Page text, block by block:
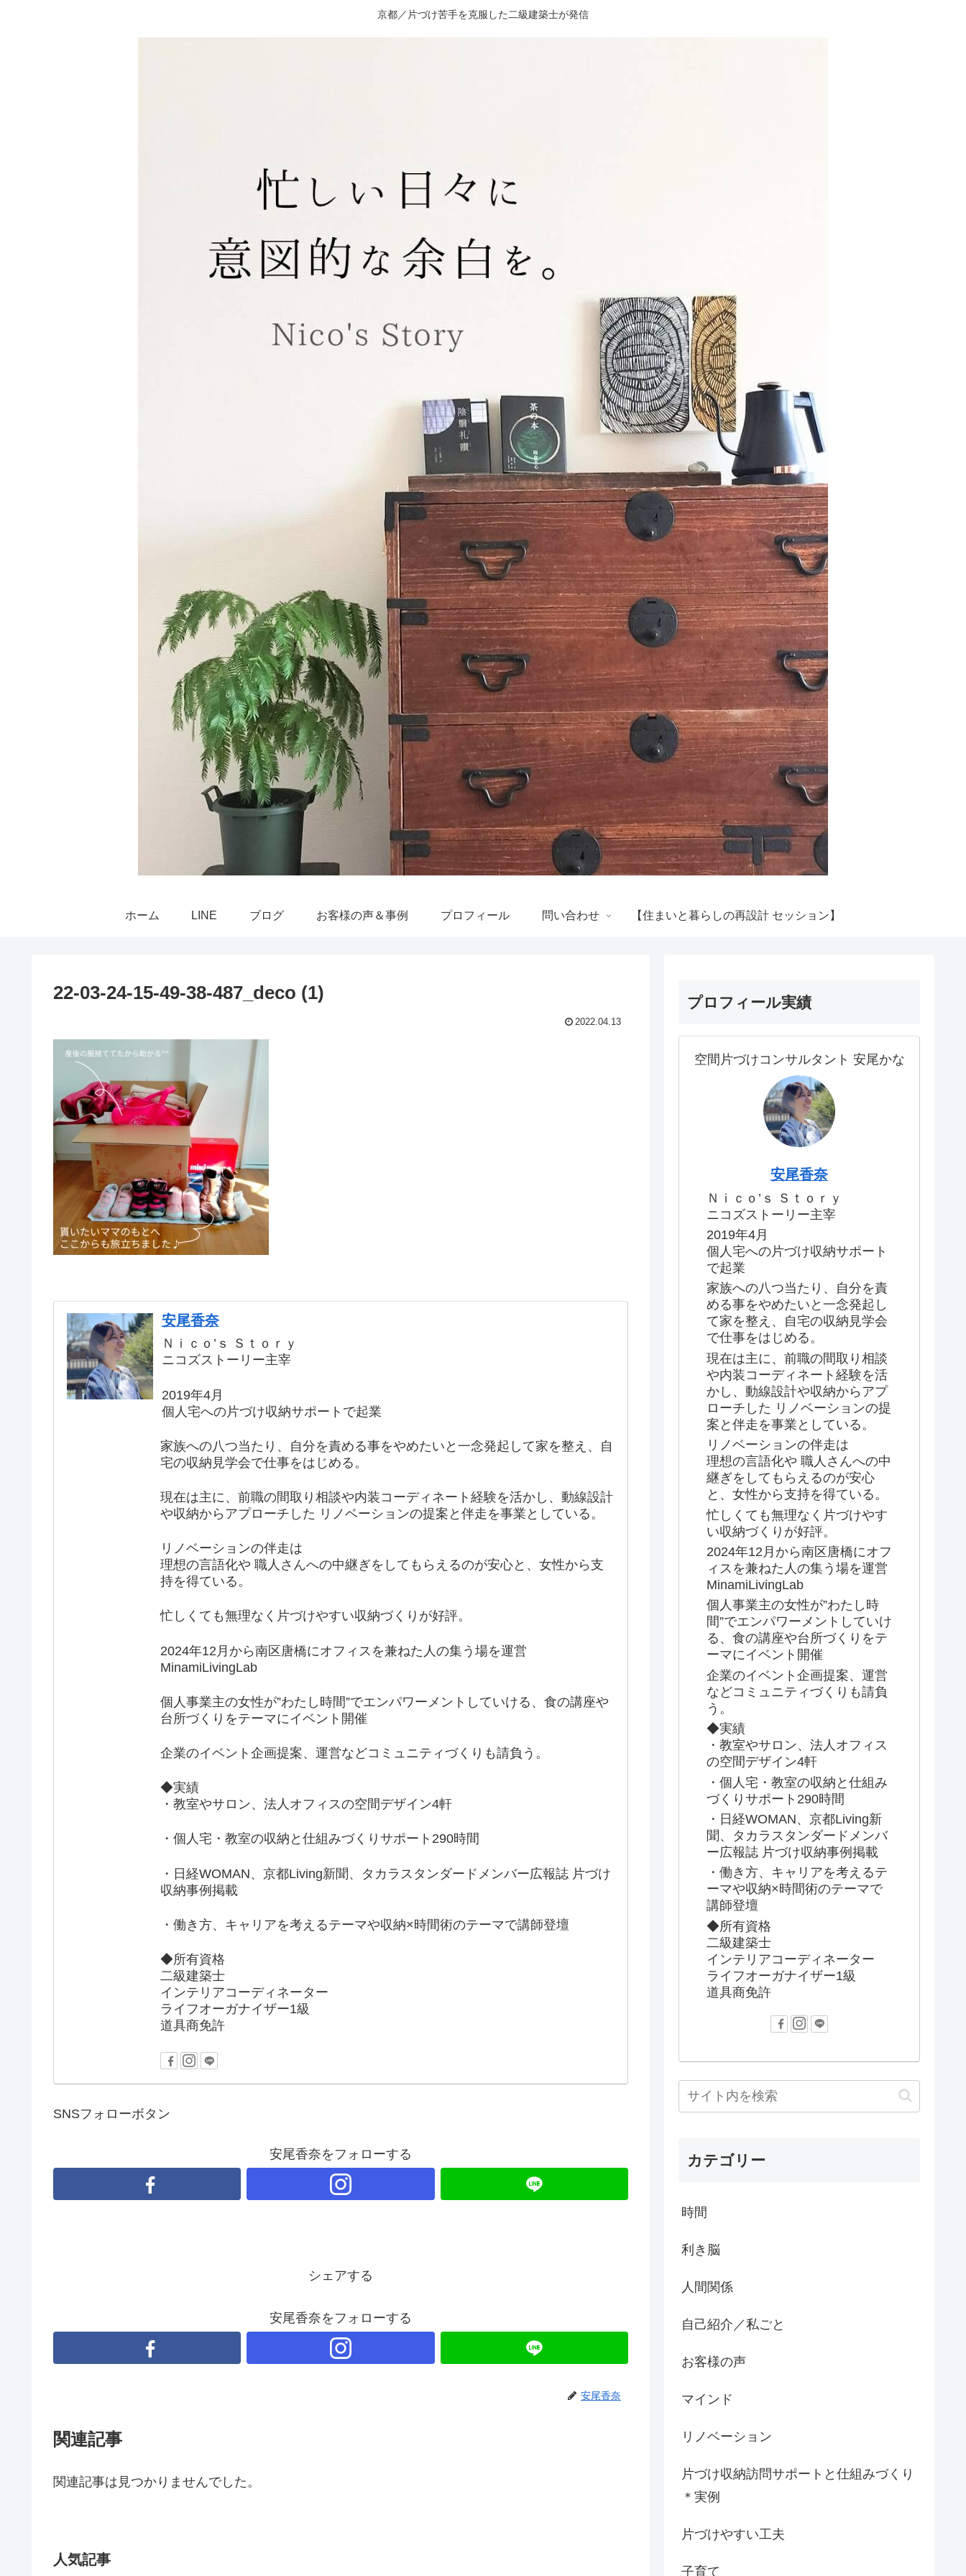
京都／片づけ苦手を克服した二級建築士が発信
ホーム LINE ブログ お客様の声＆事例 プロフィール 問い合わせ 【住まいと暮らしの再設計 セッション】
22-03-24-15-49-38-487_deco (1)
2022.04.13
安尾香奈
Ｎｉｃｏ’ｓ Ｓｔｏｒｙ
ニコズストーリー主宰
2019年4月
個人宅への片づけ収納サポートで起業
家族への八つ当たり、自分を責める事をやめたいと一念発起して家を整え、自
宅の収納見学会で仕事をはじめる。
現在は主に、前職の間取り相談や内装コーディネート経験を活かし、動線設計
や収納からアプローチした リノベーションの提案と伴走を事業としている。
リノベーションの伴走は
理想の言語化や 職人さんへの中継ぎをしてもらえるのが安心と、女性から支
持を得ている。
忙しくても無理なく片づけやすい収納づくりが好評。
2024年12月から南区唐橋にオフィスを兼ねた人の集う場を運営
MinamiLivingLab
個人事業主の女性が”わたし時間”でエンパワーメントしていける、食の講座や
台所づくりをテーマにイベント開催
企業のイベント企画提案、運営などコミュニティづくりも請負う。
◆実績
・教室やサロン、法人オフィスの空間デザイン4軒
・個人宅・教室の収納と仕組みづくりサポート290時間
・日経WOMAN、京都Living新聞、タカラスタンダードメンバー広報誌 片づけ
収納事例掲載
・働き方、キャリアを考えるテーマや収納×時間術のテーマで講師登壇
◆所有資格
二級建築士
インテリアコーディネーター
ライフオーガナイザー1級
道具商免許
SNSフォローボタン
安尾香奈をフォローする
シェアする
安尾香奈をフォローする
安尾香奈
関連記事
関連記事は見つかりませんでした。
人気記事
プロフィール実績
空間片づけコンサルタント 安尾かな
安尾香奈
Ｎｉｃｏ’ｓ Ｓｔｏｒｙ
ニコズストーリー主宰
2019年4月
個人宅への片づけ収納サポート
で起業
家族への八つ当たり、自分を責
める事をやめたいと一念発起し
て家を整え、自宅の収納見学会
で仕事をはじめる。
現在は主に、前職の間取り相談
や内装コーディネート経験を活
かし、動線設計や収納からアプ
ローチした リノベーションの提
案と伴走を事業としている。
リノベーションの伴走は
理想の言語化や 職人さんへの中
継ぎをしてもらえるのが安心
と、女性から支持を得ている。
忙しくても無理なく片づけやす
い収納づくりが好評。
2024年12月から南区唐橋にオフ
ィスを兼ねた人の集う場を運営
MinamiLivingLab
個人事業主の女性が”わたし時
間”でエンパワーメントしていけ
る、食の講座や台所づくりをテ
ーマにイベント開催
企業のイベント企画提案、運営
などコミュニティづくりも請負
う。
◆実績
・教室やサロン、法人オフィス
の空間デザイン4軒
・個人宅・教室の収納と仕組み
づくりサポート290時間
・日経WOMAN、京都Living新
聞、タカラスタンダードメンバ
ー広報誌 片づけ収納事例掲載
・働き方、キャリアを考えるテ
ーマや収納×時間術のテーマで
講師登壇
◆所有資格
二級建築士
インテリアコーディネーター
ライフオーガナイザー1級
道具商免許
カテゴリー
時間
利き脳
人間関係
自己紹介／私ごと
お客様の声
マインド
リノベーション
片づけ収納訪問サポートと仕組みづくり
＊実例
片づけやすい工夫
子育て